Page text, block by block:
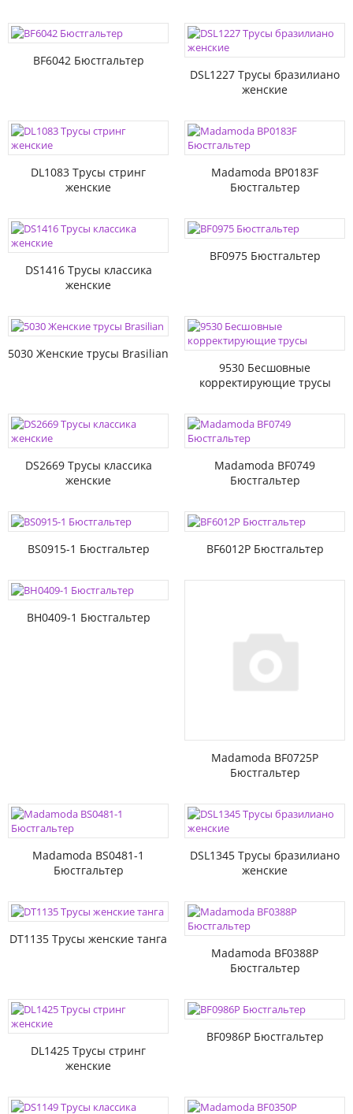
BF6042 Бюстгальтер
DSL1227 Трусы бразилиано
женские
DL1083 Трусы стринг
женские
Madamoda BP0183F
Бюстгальтер
DS1416 Трусы классика
женские
BF0975 Бюстгальтер
5030 Женские трусы Brasilian
9530 Бесшовные
корректирующие трусы
DS2669 Трусы классика
женские
Madamoda BF0749
Бюстгальтер
BS0915-1 Бюстгальтер BF6012P Бюстгальтер
BH0409-1 Бюстгальтер
Madamoda BF0725P
Бюстгальтер
Madamoda BS0481-1
Бюстгальтер
DSL1345 Трусы бразилиано
женские
DT1135 Трусы женские танга
Madamoda BF0388P
Бюстгальтер
DL1425 Трусы стринг
женские
BF0986P Бюстгальтер